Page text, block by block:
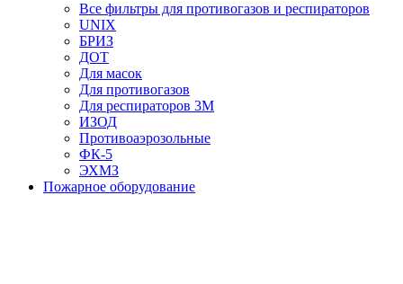
Все фильтры для противогазов и респираторов
UNIX
БРИЗ
ДОТ
Для масок
Для противогазов
Для респираторов 3М
ИЗОД
Противоаэрозольные
ФК-5
ЭХМЗ
Пожарное оборудование